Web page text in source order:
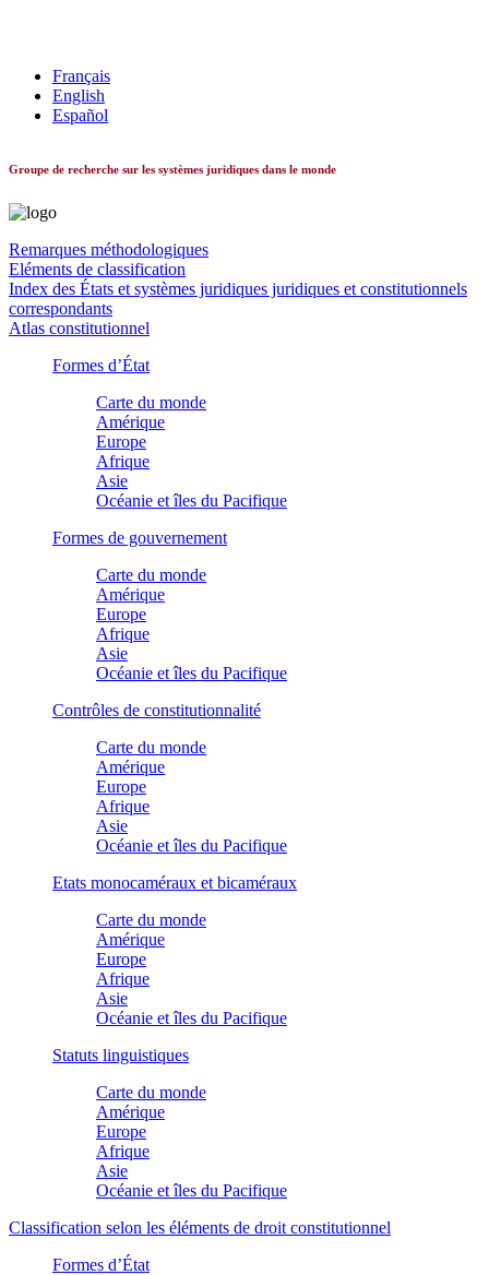
Français
English
Español
Groupe de recherche sur les systèmes juridiques dans le monde
Remarques méthodologiques
Eléments de classification
Index des États et systèmes juridiques juridiques et constitutionnels
correspondants
Atlas constitutionnel
Formes d’État
Carte du monde
Amérique
Europe
Afrique
Asie
Océanie et îles du Pacifique
Formes de gouvernement
Carte du monde
Amérique
Europe
Afrique
Asie
Océanie et îles du Pacifique
Contrôles de constitutionnalité
Carte du monde
Amérique
Europe
Afrique
Asie
Océanie et îles du Pacifique
Etats monocaméraux et bicaméraux
Carte du monde
Amérique
Europe
Afrique
Asie
Océanie et îles du Pacifique
Statuts linguistiques
Carte du monde
Amérique
Europe
Afrique
Asie
Océanie et îles du Pacifique
Classification selon les éléments de droit constitutionnel
Formes d’État